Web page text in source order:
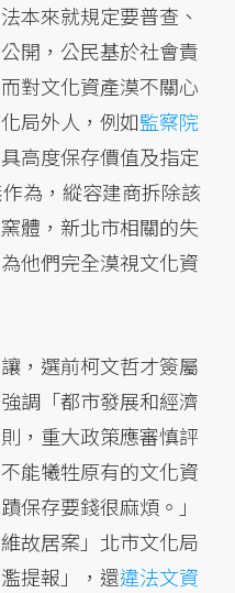
本來就規定要普查、
開，公民基於社會責
對文化資產漠不關心
局外人，例如監察院
高度保存價值及指定
為，縱容建商拆除該
體，新北市相關的失
他們完全漠視文化資
，選前柯文哲才簽屬
強調「都市發展和經濟
，重大政策應審慎評
能犧牲原有的文化資
保存要錢很麻煩。」
故居案」北市文化局
提報」，還違法文資